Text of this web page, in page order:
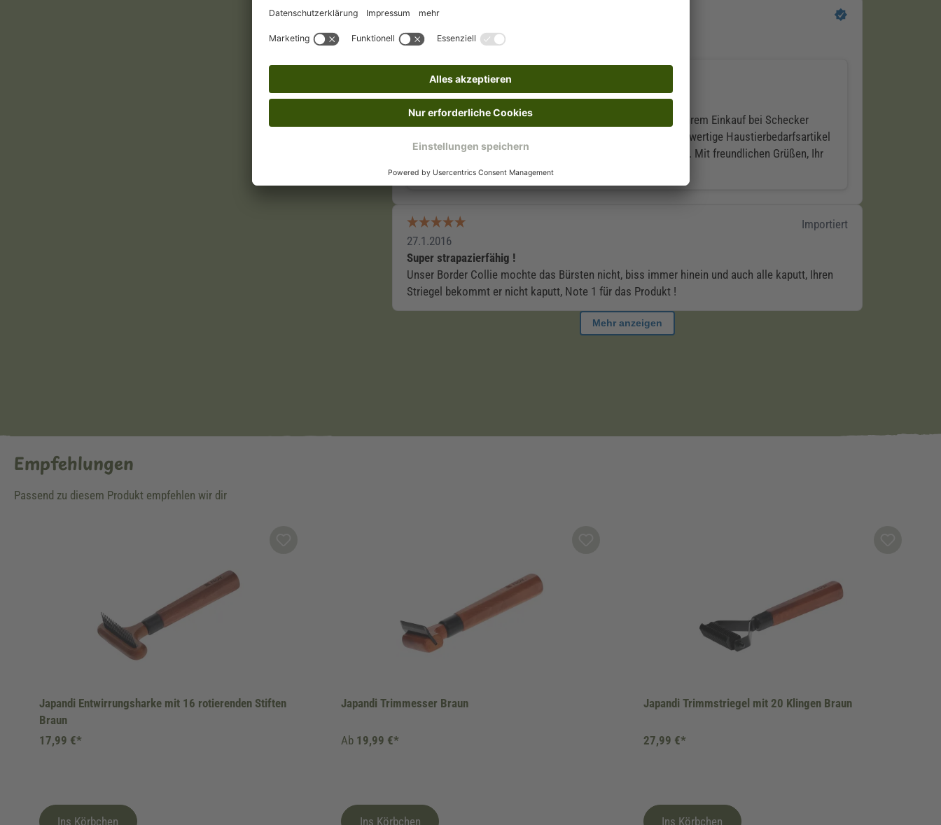
Empfehlungen
Passend zu diesem Produkt empfehlen wir dir
Japandi Entwirrungsharke mit 16 rotierenden Stiften
Braun
17,99 €*
Ins Körbchen
Japandi Trimmesser Braun
Ab 19,99 €*
Ins Körbchen
Japandi Trimmstriegel mit 20 Klingen Braun
27,99 €*
Ins Körbchen